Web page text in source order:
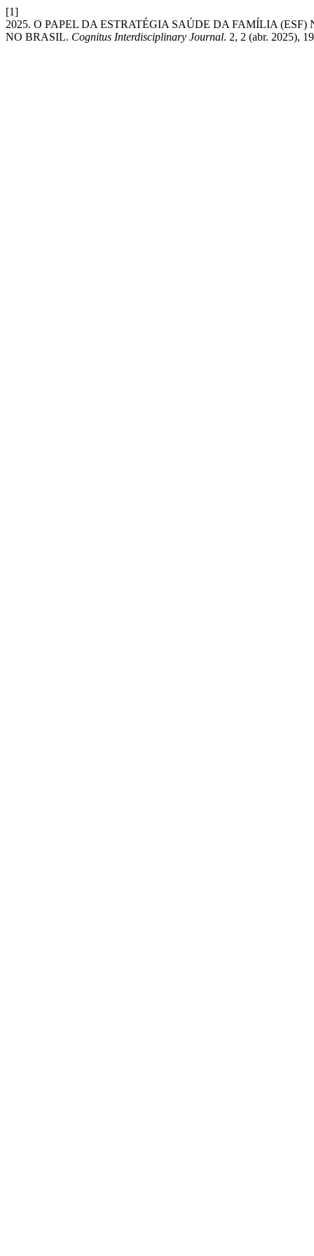
[1]
2025. O PAPEL DA ESTRATÉGIA SAÚDE DA FAMÍLIA
NO BRASIL. Cognitus Interdisciplinary Journal. 2, 2 (abr. 2025),